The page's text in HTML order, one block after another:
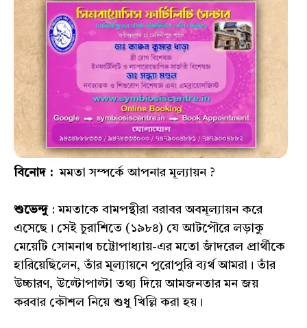
বিনোদ : মমতা সম্পর্কে আপনার মূল্যায়ন ?
শুভেন্দু: মমতাকে বামপন্থীরা বরাবর অবমূল্যায়ন করে
এসেছে। সেই চুরাশিতে (১৯৮৪) যে আটপৌরে লড়াকু
মেয়েটি সোমনাথ চট্টোপাধ্যায়-এর মতো জাঁদরেল প্রার্থীকে
হারিয়েছিলেন, তাঁর মূল্যায়নে পুরোপুরি ব্যর্থ আমরা। তাঁর
উচ্চারণ, উল্টোপাল্টা তথ্য দিয়ে আমজনতার মন জয়
করবার কৌশল নিয়ে শুধু খিল্লি করা হয়।